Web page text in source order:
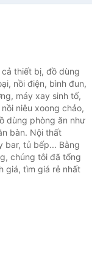
thiết bị, đồ dùng
nồi điện, bình đun,
máy xay sinh tố,
niêu xoong chảo,
dùng phòng ăn như
bàn. Nội thất
bar, tủ bếp... Bằng
chúng tôi đã tổng
giá, tìm giá rẻ nhất